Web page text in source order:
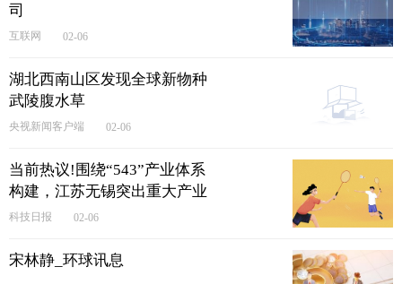
司
互联网 02-06
湖北西南山区发现全球新物种
武陵腹水草
央视新闻客户端 02-06
当前热议!围绕“543”产业体系
构建，江苏无锡突出重大产业
项目招引
科技日报 02-06
宋林静_环球讯息